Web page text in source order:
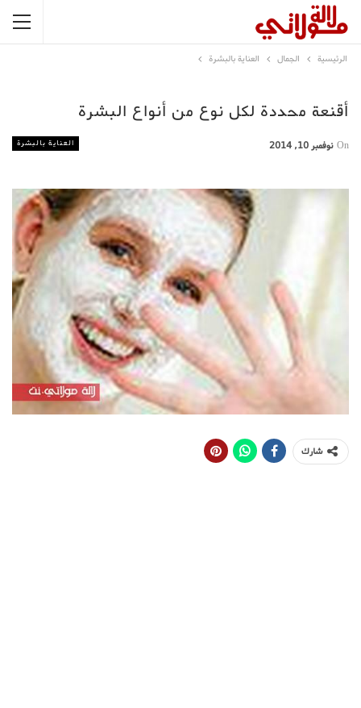
الرئيسية الجمال العناية بالبشرة
أقنعة محددة لكل نوع من أنواع البشرة
العناية بالبشرة On نوفمبر 10, 2014
شارك